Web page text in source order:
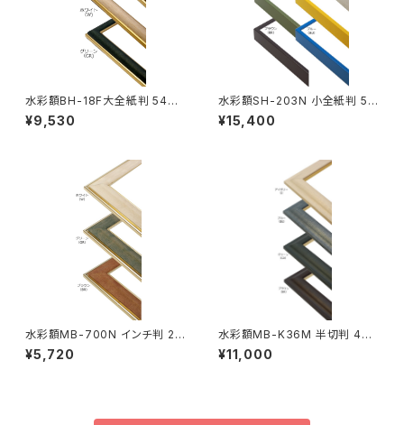
水彩額BH-18F大全紙判 544×
726ミリ
¥9,530
水彩額SH-203N 小全紙判 50
7×659ミリ
¥15,400
水彩額MB-700N インチ判 20
3×254ミリ
¥5,720
水彩額MB-K36M 半切判 423
×545ミリ
¥11,000